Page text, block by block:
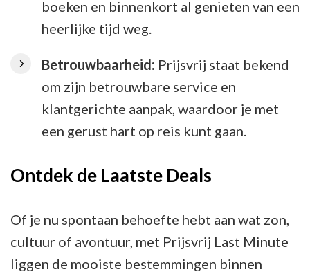
boeken en binnenkort al genieten van een
heerlijke tijd weg.
Betrouwbaarheid: Prijsvrij staat bekend
om zijn betrouwbare service en
klantgerichte aanpak, waardoor je met
een gerust hart op reis kunt gaan.
Ontdek de Laatste Deals
Of je nu spontaan behoefte hebt aan wat zon,
cultuur of avontuur, met Prijsvrij Last Minute
liggen de mooiste bestemmingen binnen